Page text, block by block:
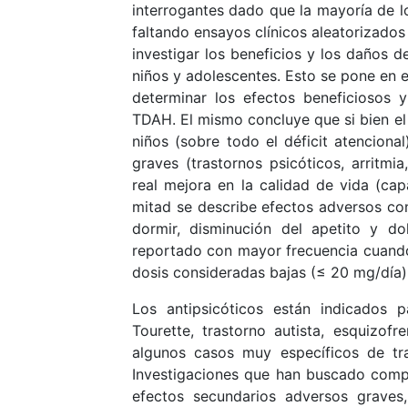
interrogantes dado que la mayoría de
faltando ensayos clínicos
investigar los beneficios y los daños
niños y adolescentes. Esto se pone en
determinar los efectos beneficiosos
TDAH. El mismo concluye que si bien
niños (sobre todo el déficit
graves (trastornos psicóticos,
real mejora en la calidad de vida
mitad se describe efectos adversos
dormir, disminución del apetito y
reportado con mayor frecuencia
dosis consideradas bajas (≤ 20 mg/
Los antipsicóticos están indicados
Tourette, trastorno autista,
algunos casos muy específicos de
Investigaciones que han buscado
efectos secundarios adversos